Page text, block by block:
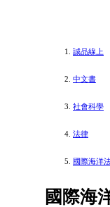
誠品線上
中文書
社會科學
法律
國際海洋
國際海